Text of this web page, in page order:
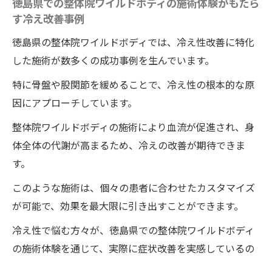
整体院ワイルドボディの施術で冷え性を改
善する効果的な生活習慣
骨盤周りの血流を整体院ワイルドボディの施術
で改善冷えに負けない体質作り
整体院ワイルドボディの施術で骨盤周りの
血流を促進する方法
冷えに負けない体質を整体院ワイルドボデ
骨盤の健康を維持するための整体院ワイル
ドボディの施術技術
し体質を変える
す冷え改善事例
徳島県の整体院ワイルドボディでは、冷え性改善に特化
した施術が数多くの成功事例を生んでいます。
特に骨盤や股関節を緩めることで、冷え性の根本的な原
因にアプローチしています。
整体院ワイルドボディの施術により血流が促進され、身
体全体の代謝が高まるため、冷えの改善が期待できま
す。
このような施術は、個々の患者に合わせたカスタマイズ
が可能で、効果を最大限に引き出すことができます。
冷え性で悩む方々が、徳島県での整体院ワイルドボディ
の施術体験を通じて、実際に症状改善を実感しているの